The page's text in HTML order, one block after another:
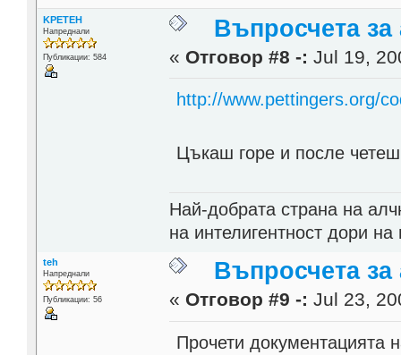
KPETEH
Напреднали
Публикации: 584
Въпросчета
« Отговор #8 -: Jul 19,
http://www.pettingers.org/
Цъкаш горе и после
Най-добрата страна на
на интелигентност дори
teh
Напреднали
Публикации: 56
Въпросчета
« Отговор #9 -: Jul 23,
Прочети документацията